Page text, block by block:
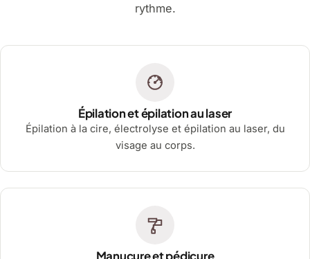
rythme.
Épilation et épilation au laser
Épilation à la cire, électrolyse et épilation au laser, du
visage au corps.
Manucure et pédicure